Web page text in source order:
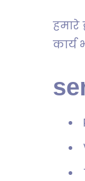
हमारे